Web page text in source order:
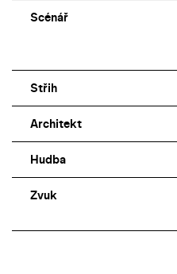
Scénář
Střih
Architekt
Hudba
Zvuk